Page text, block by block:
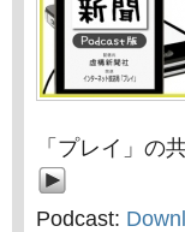
「プレイ」の
Podcast: